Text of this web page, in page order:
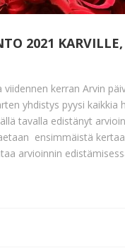
2021
kerran Arvin
yhdistys pyysi
tavalla edistänyt
ensimmäistä
arvioinnin